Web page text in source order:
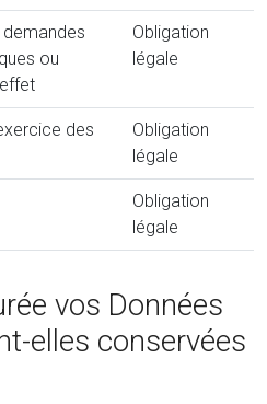
ou
Obligation
légale
des
Obligation
légale
Obligation
légale
vos Données
elles conservées